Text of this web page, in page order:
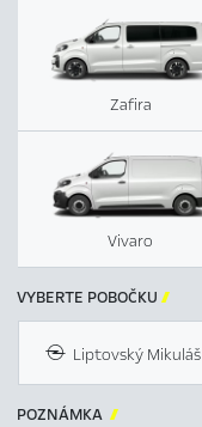
Zafira
Vivaro
VYBERTE POBOČKU 
Liptovský Mikuláš
POZNÁMKA 